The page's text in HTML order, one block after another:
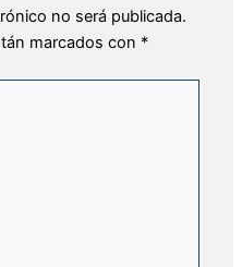
no será publicada.
marcados con *